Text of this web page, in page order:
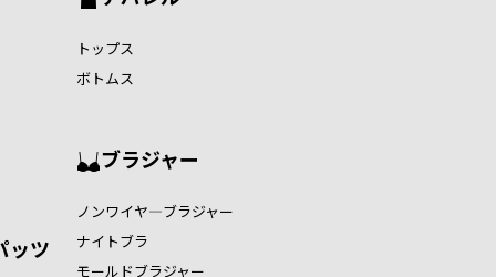
ッツ
トップス
ボトムス
ブラジャー
ノンワイヤ―ブラジャー
ナイトブラ
モールドブラジャー